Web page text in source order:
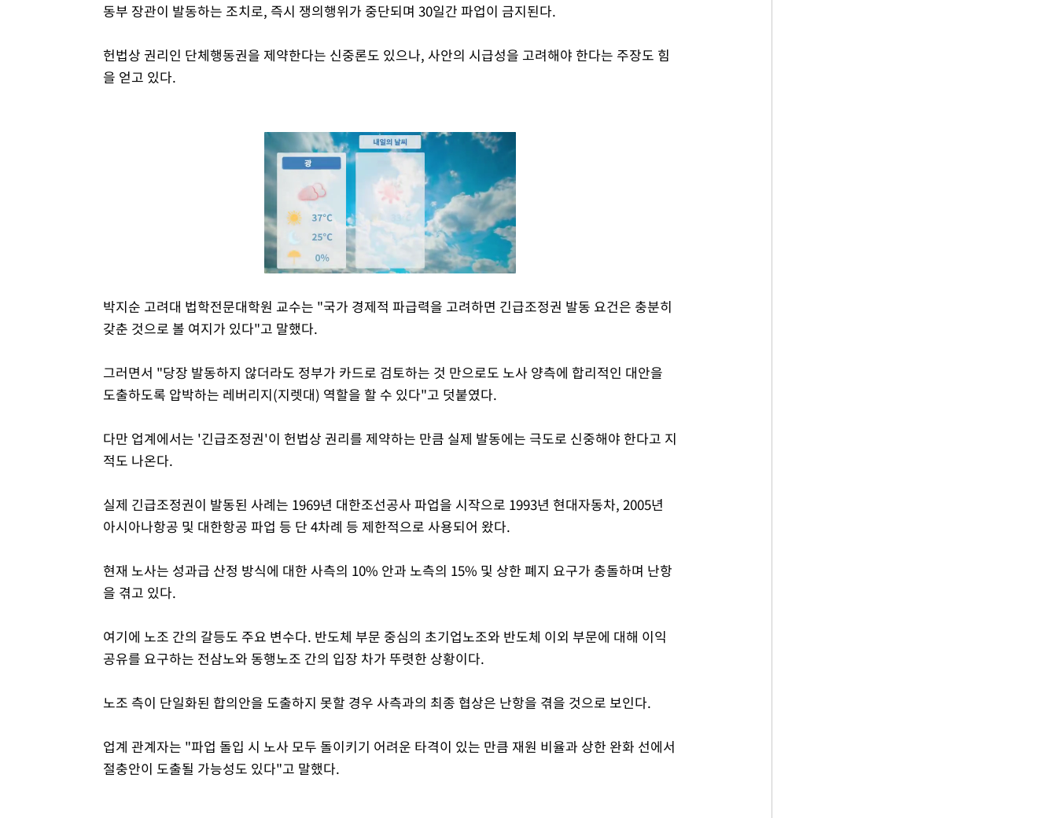
동부 장관이 발동하는 조치로, 즉시 쟁의행위가 중단되며 30일간 파업이 금지된다.
헌법상 권리인 단체행동권을 제약한다는 신중론도 있으나, 사안의 시급성을 고려해야 한다는 주장도 힘
을 얻고 있다.
박지순 고려대 법학전문대학원 교수는 "국가 경제적 파급력을 고려하면 긴급조정권 발동 요건은 충분히
갖춘 것으로 볼 여지가 있다"고 말했다.
그러면서 "당장 발동하지 않더라도 정부가 카드로 검토하는 것 만으로도 노사 양측에 합리적인 대안을
도출하도록 압박하는 레버리지(지렛대) 역할을 할 수 있다"고 덧붙였다.
다만 업계에서는 '긴급조정권'이 헌법상 권리를 제약하는 만큼 실제 발동에는 극도로 신중해야 한다고 지
적도 나온다.
실제 긴급조정권이 발동된 사례는 1969년 대한조선공사 파업을 시작으로 1993년 현대자동차, 2005년
아시아나항공 및 대한항공 파업 등 단 4차례 등 제한적으로 사용되어 왔다.
현재 노사는 성과급 산정 방식에 대한 사측의 10% 안과 노측의 15% 및 상한 폐지 요구가 충돌하며 난항
을 겪고 있다.
여기에 노조 간의 갈등도 주요 변수다. 반도체 부문 중심의 초기업노조와 반도체 이외 부문에 대해 이익
공유를 요구하는 전삼노와 동행노조 간의 입장 차가 뚜렷한 상황이다.
노조 측이 단일화된 합의안을 도출하지 못할 경우 사측과의 최종 협상은 난항을 겪을 것으로 보인다.
업계 관계자는 "파업 돌입 시 노사 모두 돌이키기 어려운 타격이 있는 만큼 재원 비율과 상한 완화 선에서
절충안이 도출될 가능성도 있다"고 말했다.